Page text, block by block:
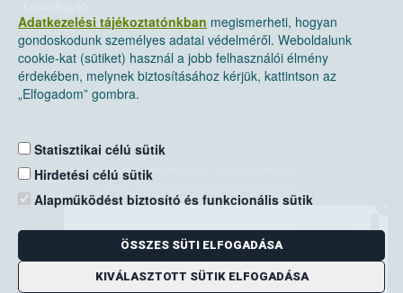
Adatkezelési tájékoztatónkban megismerheti, hogyan
gondoskodunk személyes adatai védelméről. Weboldalunk
cookie-kat (sütiket) használ a jobb felhasználói élmény
érdekében, melynek biztosításához kérjük, kattintson az
„Elfogadom” gombra.
Statisztikai célú sütik
Hirdetési célú sütik
Alapműködést biztosító és funkcionális sütik
ÖSSZES SÜTI ELFOGADÁSA
KIVÁLASZTOTT SÜTIK ELFOGADÁSA
Nemzeti Élelmiszerlánc-biztonsági Hivatal
Levelezési cím: 1525 Budapest. Pf. 30.
E-mail:ugyfelszolgalat@nebih.gov.hu
Zöld szám: 06-80/263-244
Telefon: 06-1/ 336-9000